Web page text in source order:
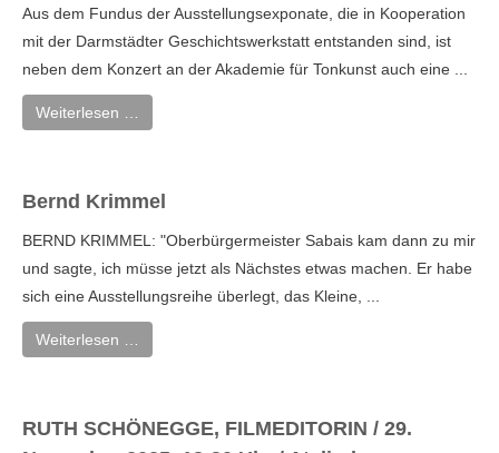
Aus dem Fundus der Ausstellungsexponate, die in Kooperation
mit der Darmstädter Geschichtswerkstatt entstanden sind, ist
neben dem Konzert an der Akademie für Tonkunst auch eine ...
Weiterlesen …
Bernd Krimmel
BERND KRIMMEL: "Oberbürgermeister Sabais kam dann zu mir
und sagte, ich müsse jetzt als Nächstes etwas machen. Er habe
sich eine Ausstellungsreihe überlegt, das Kleine, ...
Weiterlesen …
RUTH SCHÖNEGGE, FILMEDITORIN / 29.